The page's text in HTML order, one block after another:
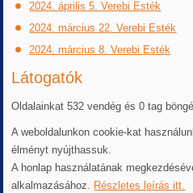
2024. április 5. Verebi Esték
2024. március 22. Verebi Esték
2024. március 8. Verebi Esték
Látogatók
Oldalainkat 532 vendég és 0 tag
A weboldalunkon cookie-kat
élményt nyújthassuk.
A honlap használatának
alkalmazásához. Részletes leírás itt.